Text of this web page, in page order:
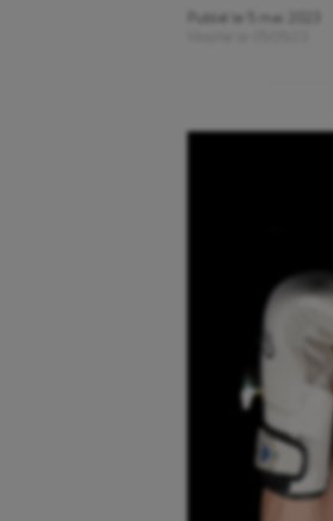
Publié le
5 mai 2023